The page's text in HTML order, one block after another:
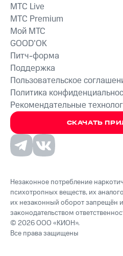
СКАЧАТЬ
MTС Live
MTС Premium
Мой МТС
GOOD’OK
Питч-форма
Поддержка
Пользовательское
Политика
Рекомендательные
Незаконное потребление
психотропных веществ, их
их незаконный оборот запрещён
законодательством
© 2026 ООО «КИОН».
Все права защищены